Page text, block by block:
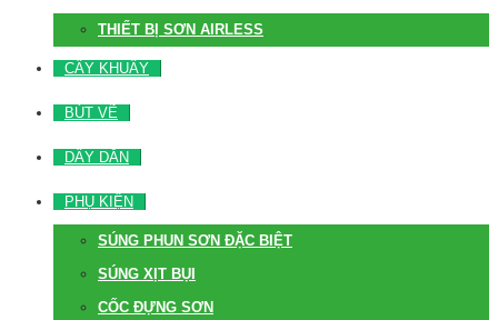
THIẾT BỊ SƠN AIRLESS
CÂY KHUẤY
BÚT VẼ
DÂY DẪN
PHỤ KIỆN
SÚNG PHUN SƠN ĐẶC BIỆT
SÚNG XỊT BỤI
CỐC ĐỰNG SƠN